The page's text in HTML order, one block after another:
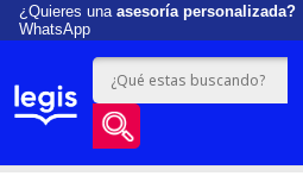
¿Quieres una asesoría personalizada?
WhatsApp